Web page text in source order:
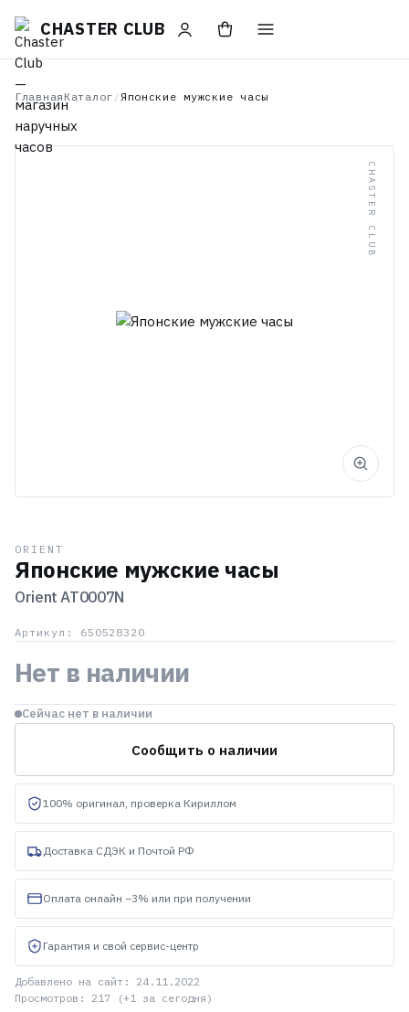
CHASTER CLUB
Главная Каталог /Японские мужские часы
CHASTER CLUB
ORIENT
Японские мужские часы
OrientAT0007N
Артикул: 650528320
Нет в наличии
Сейчас нет в наличии
Сообщить о наличии
100% оригинал, проверка Кириллом
Доставка СДЭК и Почтой РФ
Оплата онлайн −3% или при получении
Гарантия и свой сервис-центр
Добавлено на сайт: 24.11.2022
Просмотров: 217 (+1 за сегодня)